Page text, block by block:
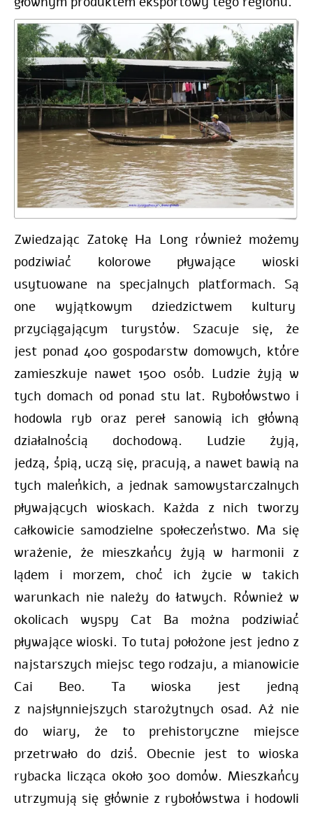
Zwiedzając Zatokę Ha Long również możemy
podziwiać kolorowe pływające wioski
usytuowane na specjalnych platformach. Są
one wyjątkowym dziedzictwem kultury
przyciągającym turystów. Szacuje się, że
jest ponad 400 gospodarstw domowych, które
zamieszkuje nawet 1500 osób. Ludzie żyją w
tych domach od ponad stu lat. Rybołówstwo i
hodowla ryb oraz pereł sanowią ich główną
działalnością dochodową. Ludzie żyją,
jedzą, śpią, uczą się, pracują, a nawet bawią na
tych maleńkich, a jednak samowystarczalnych
pływających wioskach. Każda z nich tworzy
całkowicie samodzielne społeczeństwo. Ma się
wrażenie, że mieszkańcy żyją w harmonii z
lądem i morzem, choć ich życie w takich
warunkach nie należy do łatwych. Również w
okolicach wyspy Cat Ba można podziwiać
pływające wioski. To tutaj położone jest jedno z
najstarszych miejsc tego rodzaju, a mianowicie
Cai Beo. Ta wioska jest jedną
z najsłynniejszych starożytnych osad. Aż nie
do wiary, że to prehistoryczne miejsce
przetrwało do dziś. Obecnie jest to wioska
rybacka licząca około 300 domów. Mieszkańcy
utrzymują się głównie z rybołówstwa i hodowli